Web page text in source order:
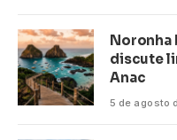
Noronha
discute
Anac
5 de agosto